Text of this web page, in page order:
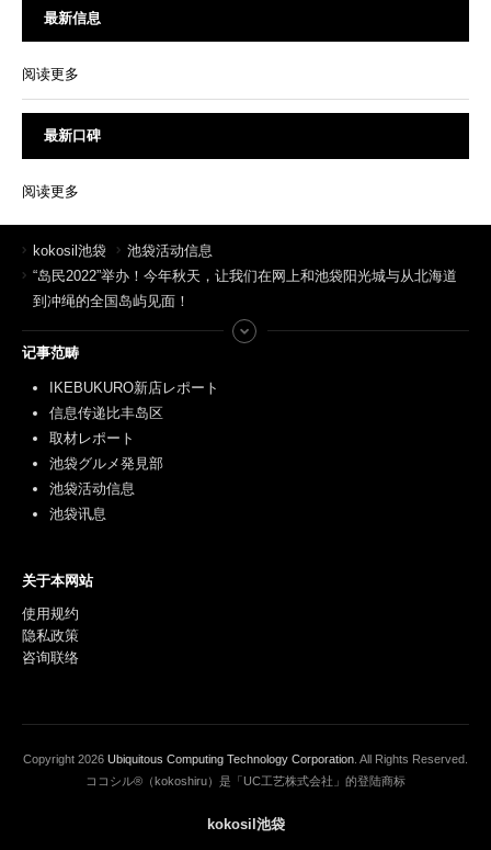
最新信息
阅读更多
最新口碑
阅读更多
kokosil池袋
池袋活动信息
“岛民2022”举办！今年秋天，让我们在网上和池袋阳光城与从北海道
到冲绳的全国岛屿见面！
记事范畴
IKEBUKURO新店レポート
信息传递比丰岛区
取材レポート
池袋グルメ発見部
池袋活动信息
池袋讯息
关于本网站
使用规约
隐私政策
咨询联络
Copyright 2026 Ubiquitous Computing Technology Corporation . All Rights Reserved.
ココシル®（kokoshiru）是「UC工艺株式会社」的登陆商标
kokosil池袋